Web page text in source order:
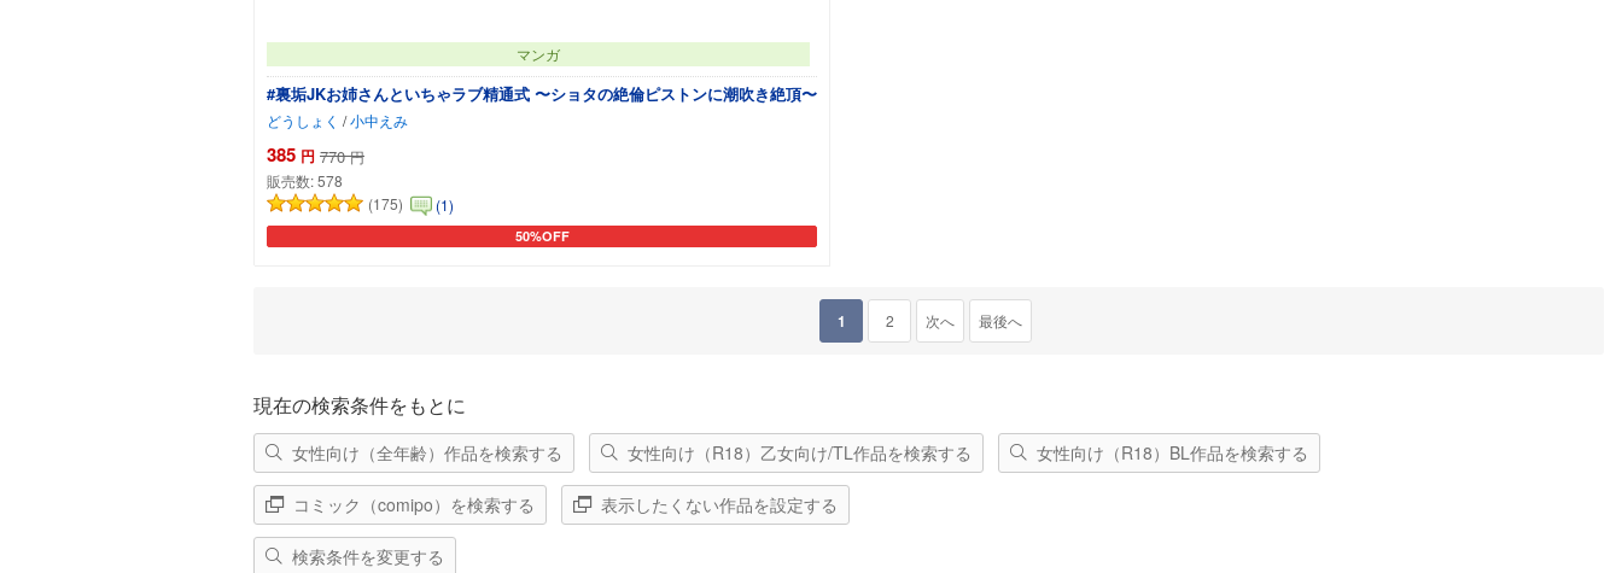
マンガ
#裏垢JKお姉さんといちゃラブ精通式 〜ショタの絶倫ピストンに潮吹き絶頂〜
どうしょく /小中えみ
385 円 770 円
販売数:578
(175)
(1)
50%OFF
カートに追加
1 2 次へ 最後へ
現在の検索条件をもとに
女性向け（全年齢）作品を検索する 女性向け（R18）乙女向け/TL作品を検索する 女性向け（R18）BL作品を検索する
コミック（comipo）を検索する 表示したくない作品を設定する
検索条件を変更する